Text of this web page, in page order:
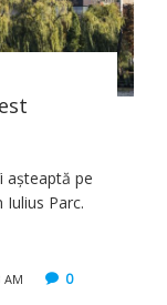
așteaptă pe
Parc.
AM 0